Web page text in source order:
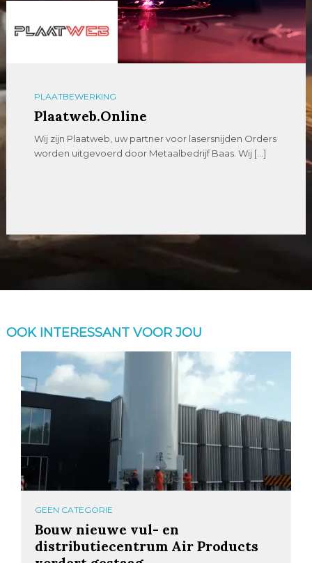
PLAATBEWERKING
Plaatweb.Online
Wij zijn Plaatweb, uw partner voor lasersnijden Orders
worden uitgevoerd door Metaalbedrijf Baas. Wij […]
OOK INTERESSANT VOOR JOU
GEEN CATEGORIE
Bouw nieuwe vul- en
distributiecentrum Air Products